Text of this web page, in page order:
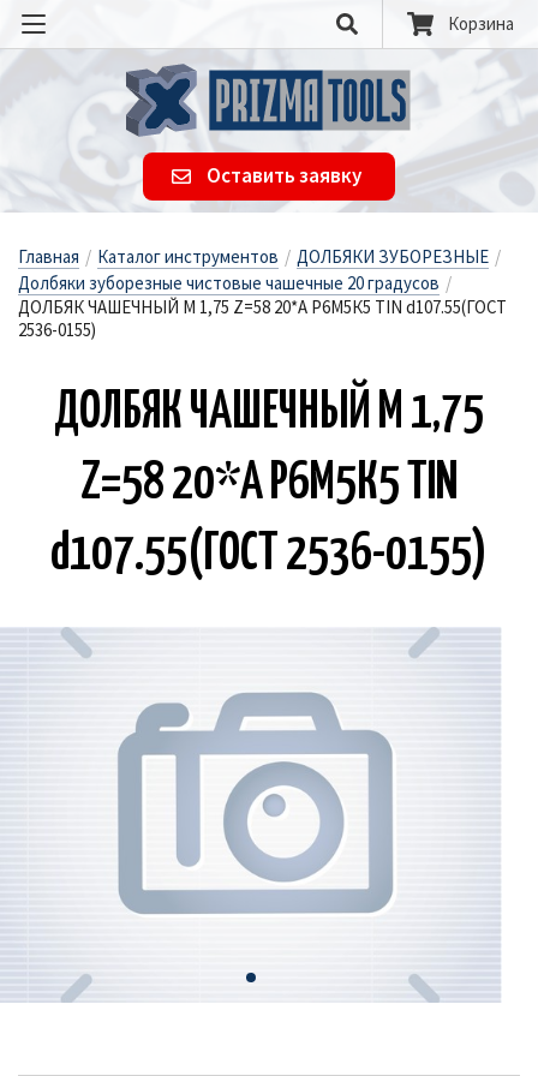
Корзина
Оставить заявку
Главная / Каталог инструментов / ДОЛБЯКИ ЗУБОРЕЗНЫЕ /
Долбяки зуборезные чистовые чашечные 20 градусов /
ДОЛБЯК ЧАШЕЧНЫЙ М 1,75 Z=58 20*А Р6М5К5 TIN d107.55(ГОСТ
2536-0155)
ДОЛ­БЯК ЧА­ШЕЧ­НЫЙ М 1,75
Z=58 20*А Р6М5К5 TIN
d107.55(ГОСТ 2536-0155)